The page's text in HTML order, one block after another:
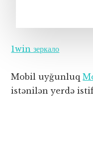
1win зеркало
Mobil uyğunluq
istənilən yerdə